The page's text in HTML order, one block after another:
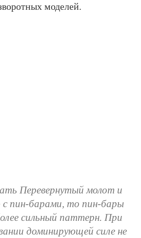
моделей.
Перевернутый молот и
с пин-барами, то пин-бары
сильный паттерн. При
доминирующей силе не